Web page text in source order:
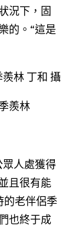
況下，固
的。“這是
林 丁和 攝
羨林
人處獲得
且很有能
的老伴侶季
也終于成